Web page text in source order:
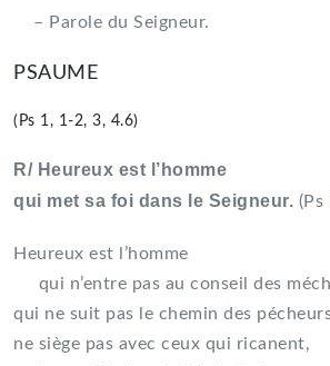
– Parole du Seigneur.
PSAUME
(Ps 1, 1-2, 3, 4.6)
R/ Heureux est l’homme
qui met sa foi dans le Seigneur. (Ps
Heureux est l’homme
qui n’entre pas au conseil des
qui ne suit pas le chemin des
ne siège pas avec ceux qui ricanent,